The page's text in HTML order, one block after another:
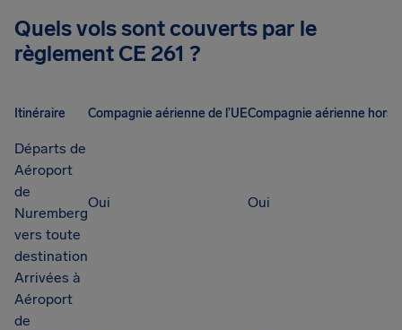
Quels vols sont couverts par le
règlement CE 261 ?
Itinéraire Compagnie aérienne de l’UECompagnie aérienne hors
Départs de
Aéroport
de
Nuremberg
vers toute
destination
Oui Oui
Arrivées à
Aéroport
de